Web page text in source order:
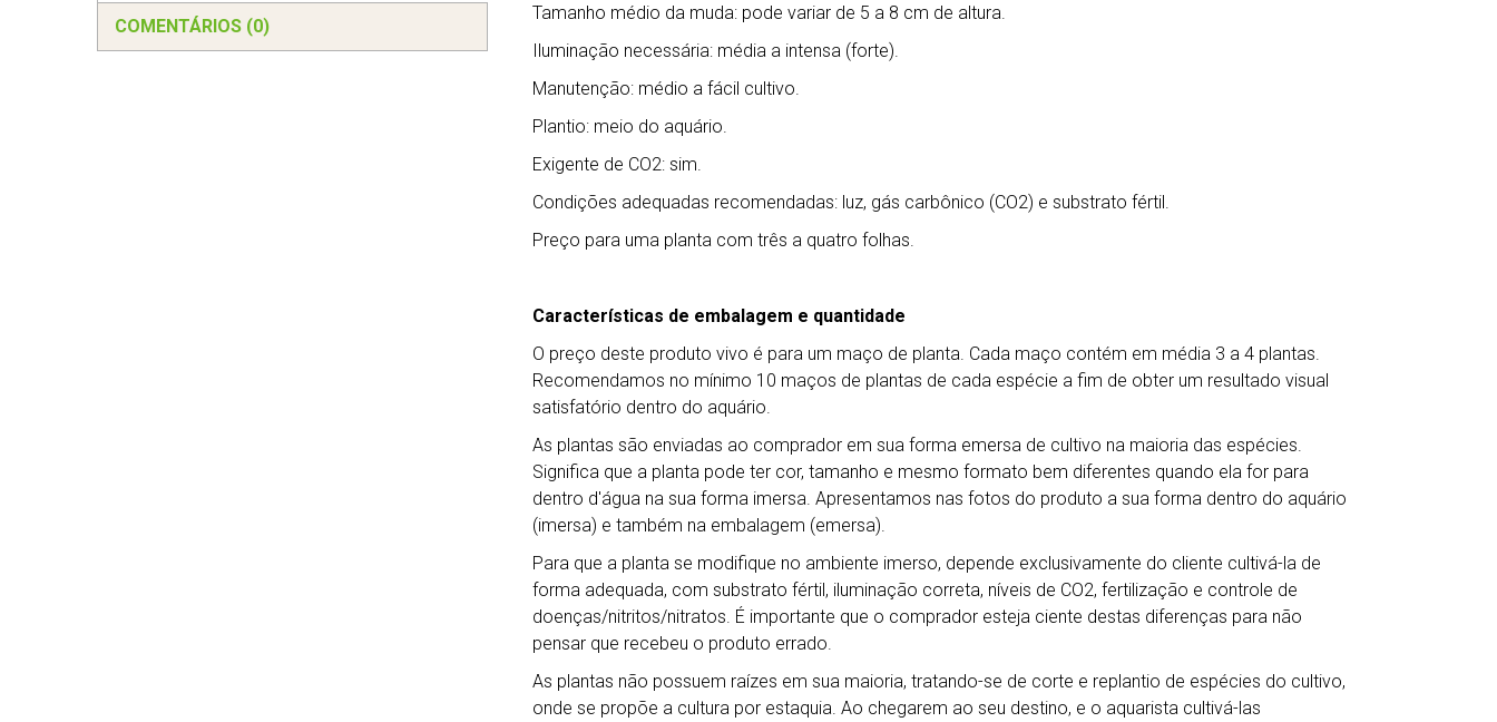
COMENTÁRIOS (0)
Tamanho médio da muda: pode variar de 5 a 8 cm de altura.
Iluminação necessária: média a intensa (forte).
Manutenção: médio a fácil cultivo.
Plantio: meio do aquário.
Exigente de CO2: sim.
Condições adequadas recomendadas: luz, gás carbônico (CO2) e substrato fértil.
Preço para uma planta com três a quatro folhas.
Características de embalagem e quantidade
O preço deste produto vivo é para um maço de planta. Cada maço contém em média 3 a 4 plantas.
Recomendamos no mínimo 10 maços de plantas de cada espécie a fim de obter um resultado visual
satisfatório dentro do aquário.
As plantas são enviadas ao comprador em sua forma emersa de cultivo na maioria das espécies.
Significa que a planta pode ter cor, tamanho e mesmo formato bem diferentes quando ela for para
dentro d'água na sua forma imersa. Apresentamos nas fotos do produto a sua forma dentro do aquário
(imersa) e também na embalagem (emersa).
Para que a planta se modifique no ambiente imerso, depende exclusivamente do cliente cultivá-la de
forma adequada, com substrato fértil, iluminação correta, níveis de CO2, fertilização e controle de
doenças/nitritos/nitratos. É importante que o comprador esteja ciente destas diferenças para não
pensar que recebeu o produto errado.
As plantas não possuem raízes em sua maioria, tratando-se de corte e replantio de espécies do cultivo,
onde se propõe a cultura por estaquia. Ao chegarem ao seu destino, e o aquarista cultivá-las